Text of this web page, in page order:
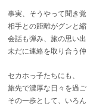
事実、そうやって聞き
相手との距離がグンと縮
会話も弾み、旅の思い
未だに連絡を取り合う
セカホっ子たちにも、
旅先で濃厚な日々を過ご
その一歩として、いろ